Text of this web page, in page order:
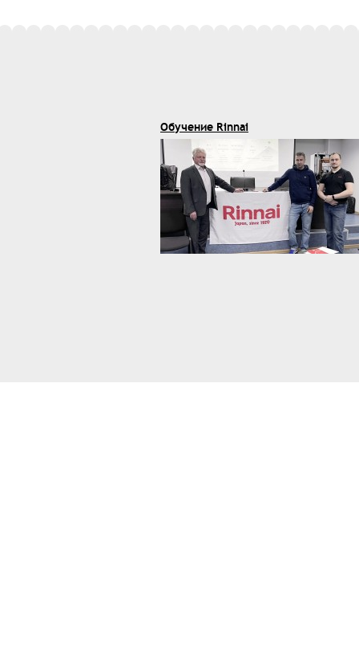
Обучение Rinnai